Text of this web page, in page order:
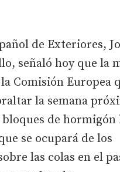
de Exteriores,
señaló hoy que la
Comisión Europea
la semana
de hormigón
se ocupará de los
las colas en el